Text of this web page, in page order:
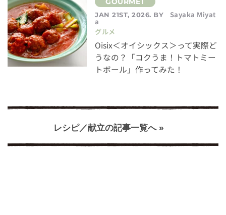
JAN 21ST, 2026. BY Sayaka Miyat
a
グルメ
Oisix＜オイシックス＞って実際ど
うなの？「コクうま！トマトミー
トボール」作ってみた！
レシピ／献立の記事一覧へ »